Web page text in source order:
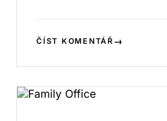
ČÍST KOMENTÁŘ →